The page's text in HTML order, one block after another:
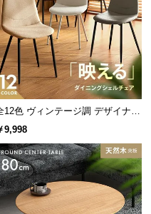
12色 ヴィンテージ調 デザイナー
シェルチェア
9,998